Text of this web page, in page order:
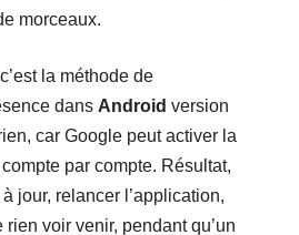
morceaux.
la méthode de
dans Android version
car Google peut activer la
par compte. Résultat,
jour, relancer l’application,
voir venir, pendant qu’un